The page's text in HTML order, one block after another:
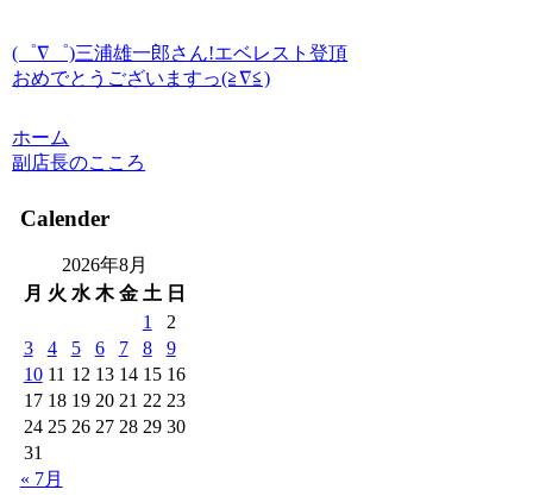
(゜∇゜)三浦雄一郎さん!エベレスト登頂
おめでとうございますっ(≧∇≦)
ホーム
副店長のこころ
Calender
2026年8月
月 火 水 木 金 土 日
1
2
3
4 5 6 7 8
9
10 11 12 13 14 15 16
17 18 19 20 21 22 23
24 25 26 27 28 29 30
31
« 7月